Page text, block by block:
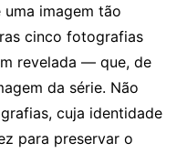
imagem tão
cinco fotografias
revelada — que, de
da série. Não
cuja identidade
para preservar o